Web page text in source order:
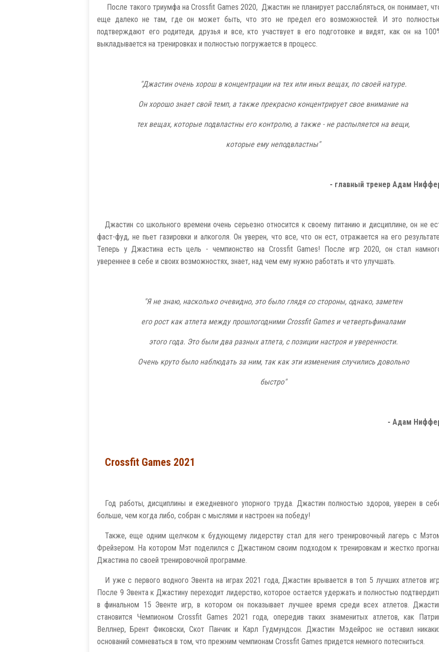
После такого триумфа на Crossfit Games 2020, Джастин не планирует расслабляться, он понимает,
еще далеко не там, где он может быть, что это не предел его возможностей. И это
подтверждают его родитеди, друзья и все, кто участвует в его подготовке и видят, как он на
выкладывается на тренировках и полностью погружается в процесс.
"Джастин очень хорош в концентрации на тех или иных вещах, по своей натуре.
Он хорошо знает свой темп, а также прекрасно концентрирует свое внимание на
тех вещах, которые подвластны его контролю, а также - не распыляется на вещи,
которые ему неподвластны"
- главный тренер Адам
Джастин со школьного времени очень серьезно относится к своему питанию и дисциплине, он не
фаст-фуд, не пьет газировки и алкоголя. Он уверен, что все, что он ест, отражается на его
Теперь у Джастина есть цель - чемпионство на Crossfit Games! После игр 2020, он стал
увереннее в себе и своих возможностях, знает, над чем ему нужно работать и что улучшать.
"Я не знаю, насколько очевидно, это было глядя со стороны, однако, заметен
его рост как атлета между прошлогодними Crossfit Games и четвертьфиналами
этого года. Это были два разных атлета, с позиции настроя и уверенности.
Очень круто было наблюдать за ним, так как эти изменения случились довольно
быстро"
- Адам
Crossfit Games 2021
Год работы, дисциплины и ежедневного упорного труда. Джастин полностью здоров, уверен в
больше, чем когда либо, собран с мыслями и настроен на победу!
Также, еще одним щелчком к будующему лидерству стал для него тренировочный лагерь с
Фрейзером. На котором Мэт поделился с Джастином своим подходом к тренировкам и жестко
Джастина по своей тренировочной программе.
И уже с первого водного Эвента на играх 2021 года, Джастин врывается в топ 5 лучших атлетов
После 9 Эвента к Джастину переходит лидерство, которое остается удержать и полностью
в финальном 15 Эвенте игр, в котором он показывает лучшее время среди всех атлетов.
становится Чемпионом Crossfit Games 2021 года, опередив таких знаменитых атлетов, как
Веллнер, Брент Фиковски, Скот Панчик и Карл Гудмундсон. Джастин Мэдейрос не оставил
оснований сомневаться в том, что прежним чемпионам Crossfit Games придется немного потесниться.